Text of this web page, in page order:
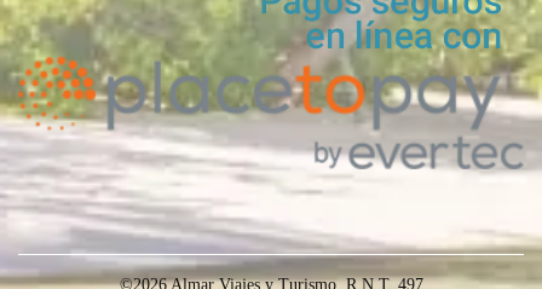
©2026 Almar Viajes y Turismo. R.N.T. 497